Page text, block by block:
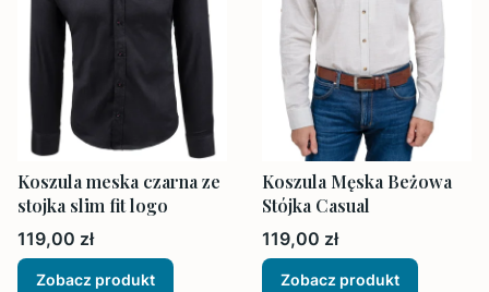
Koszula meska czarna ze
stojka slim fit logo
Cena
119,00 zł
Zobacz produkt
Koszula Męska Beżowa
Stójka Casual
Cena
119,00 zł
Zobacz produkt